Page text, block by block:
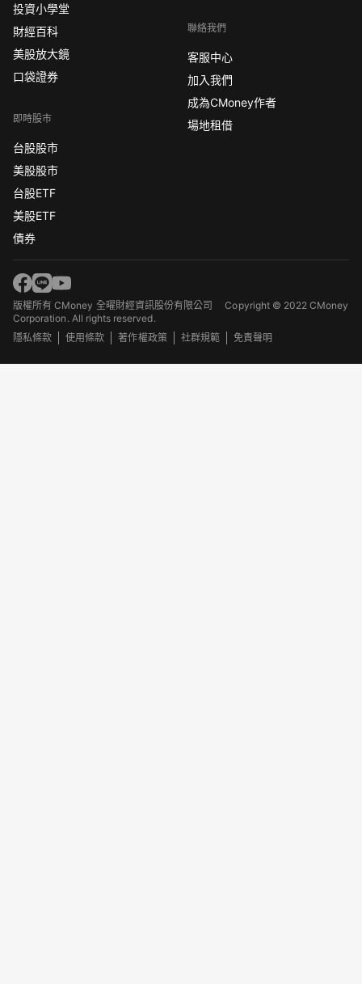
投資小學堂
財經百科
美股放大鏡
口袋證券
即時股市
台股股市
美股股市
台股ETF
美股ETF
債券
聯絡我們
客服中心
加入我們
成為CMoney作者
場地租借
版權所有 CMoney 全曜財經資訊股份有限公司Copyright © 2022 CMoney
Corporation. All rights reserved.
隱私條款
使用條款 著作權政策 社群規範 免責聲明